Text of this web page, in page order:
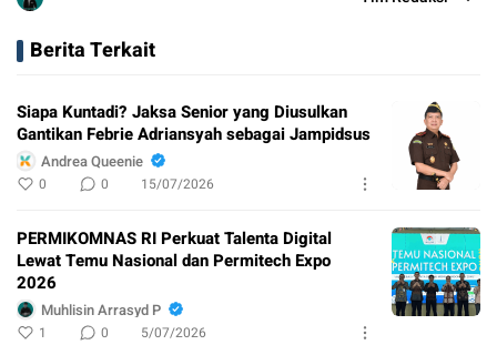
Berita Terkait
Siapa Kuntadi? Jaksa Senior yang Diusulkan
Gantikan Febrie Adriansyah sebagai Jampidsus
Andrea Queenie
0 0 15/07/2026
PERMIKOMNAS RI Perkuat Talenta Digital
Lewat Temu Nasional dan Permitech Expo
2026
Muhlisin Arrasyd P
1 0 5/07/2026